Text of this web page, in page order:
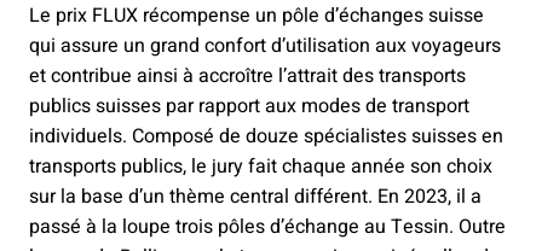
Le prix FLUX récompense un pôle d’échanges suisse
qui assure un grand confort d’utilisation aux voyageurs
et contribue ainsi à accroître l’attrait des transports
publics suisses par rapport aux modes de transport
individuels. Composé de douze spécialistes suisses en
transports publics, le jury fait chaque année son choix
sur la base d’un thème central différent. En 2023, il a
passé à la loupe trois pôles d’échange au Tessin. Outre